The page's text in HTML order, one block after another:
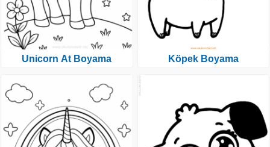
Unicorn At Boyama Köpek Boyama